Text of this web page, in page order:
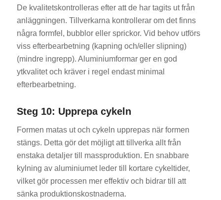
De kvalitetskontrolleras efter att de har tagits ut från
anläggningen. Tillverkarna kontrollerar om det finns
några formfel, bubblor eller sprickor. Vid behov utförs
viss efterbearbetning (kapning och/eller slipning)
(mindre ingrepp). Aluminiumformar ger en god
ytkvalitet och kräver i regel endast minimal
efterbearbetning.
Steg 10: Upprepa cykeln
Formen matas ut och cykeln upprepas när formen
stängs. Detta gör det möjligt att tillverka allt från
enstaka detaljer till massproduktion. En snabbare
kylning av aluminiumet leder till kortare cykeltider,
vilket gör processen mer effektiv och bidrar till att
sänka produktionskostnaderna.